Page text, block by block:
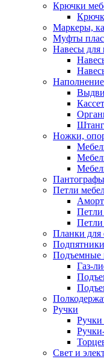
Крючки
Маркеры,
Муфты
Навесы для
Ножки,
Пантографы
Петли
Петли
Планки для
Подпятники
Подъемные
Газ-
Ручки
Свет и